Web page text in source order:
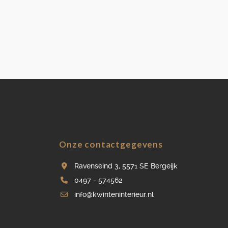
Onze contactgegevens
Ravenseind 3, 5571 SE Bergeijk
0497 - 574562
info@kwinteninterieur.nl